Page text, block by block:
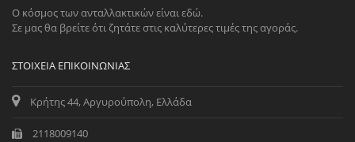
Ο κόσμος των ανταλλακτικών είναι εδώ.
Σε μας θα βρείτε ότι ζητάτε στις καλύτερες τιμές της αγοράς.
ΣΤΟΙΧΕΊΑ ΕΠΙΚΟΙΝΩΝΊΑΣ
Κρήτης 44, Αργυρούπολη, Ελλάδα
2118009140